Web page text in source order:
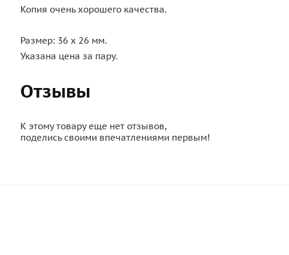
Копия очень хорошего качества.
Размер: 36 х 26 мм.
Указана цена за пару.
Отзывы
К этому товару еще нет отзывов,
поделись своими впечатлениями первым!